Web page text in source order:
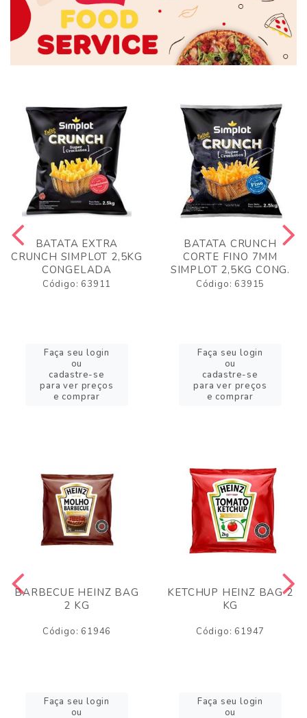
BATATA EXTRA
CRUNCH SIMPLOT 2,5KG
CONGELADA
Código: 63911
Faça seu login
ou
cadastre-se
para ver preços
e comprar
BATATA CRUNCH
CORTE FINO 7MM
SIMPLOT 2,5KG CONG.
Código: 63915
Faça seu login
ou
cadastre-se
para ver preços
e comprar
BARBECUE HEINZ BAG
2 KG
Código: 61946
Faça seu login
ou
KETCHUP HEINZ BAG 2
KG
Código: 61947
Faça seu login
ou